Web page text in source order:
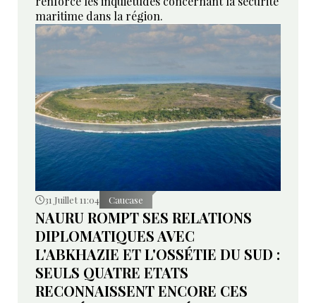
maritime dans la région.
31 Juillet 11:04 Caucase
NAURU ROMPT SES RELATIONS
DIPLOMATIQUES AVEC
L'ABKHAZIE ET L'OSSÉTIE DU SUD :
SEULS QUATRE ETATS
RECONNAISSENT ENCORE CES